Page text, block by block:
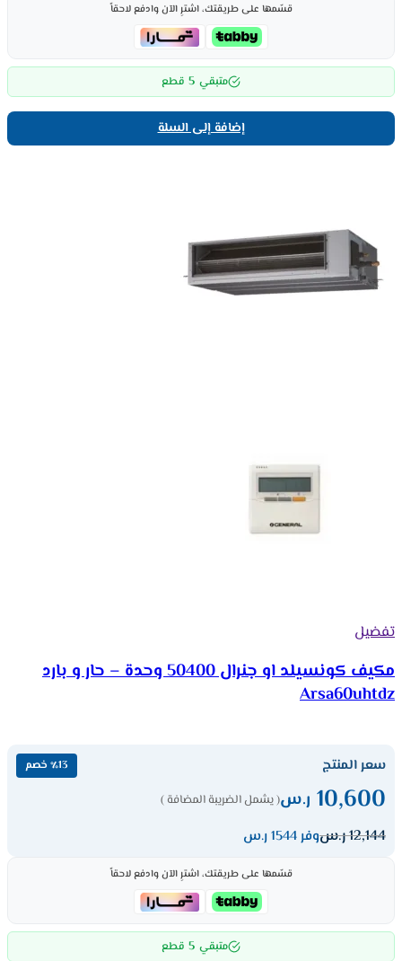
قسّمها على طريقتك، اشترِ الآن وادفع لاحقاً
متبقي 5 قطع
إضافة إلى السلة
تفضيل
مكيف كونسيلد او جنرال 50400 وحدة – حار و بارد
Arsa60uhtdz
سعر المنتج ٪13 خصم
10,600 ر.س( يشمل الضريبة المضافة )
12,144ر.سوفر 1544 ر.س
قسّمها على طريقتك، اشترِ الآن وادفع لاحقاً
متبقي 5 قطع